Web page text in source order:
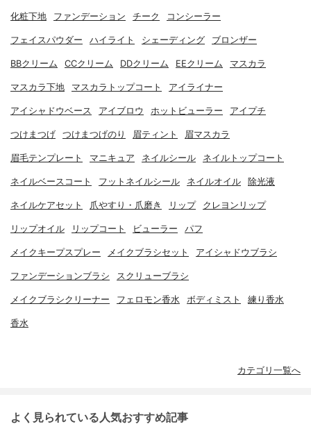
化粧下地 ファンデーション チーク コンシーラー
フェイスパウダー ハイライト シェーディング ブロンザー
BBクリーム CCクリーム DDクリーム EEクリーム マスカラ
マスカラ下地 マスカラトップコート アイライナー
アイシャドウベース アイブロウ ホットビューラー アイプチ
つけまつげ つけまつげのり 眉ティント 眉マスカラ
眉毛テンプレート マニキュア ネイルシール ネイルトップコート
ネイルベースコート フットネイルシール ネイルオイル 除光液
ネイルケアセット 爪やすり・爪磨き リップ クレヨンリップ
リップオイル リップコート ビューラー パフ
メイクキープスプレー メイクブラシセット アイシャドウブラシ
ファンデーションブラシ スクリューブラシ
メイクブラシクリーナー フェロモン香水 ボディミスト 練り香水
香水
カテゴリ一覧へ
よく見られている人気おすすめ記事